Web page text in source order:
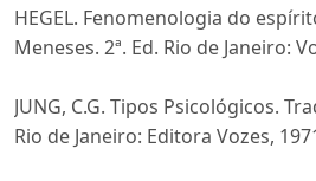
HEGEL. Fenomenologia do
Meneses. 2ª. Ed. Rio de Janeiro:
JUNG, C.G. Tipos Psicológicos.
Rio de Janeiro: Editora Vozes,